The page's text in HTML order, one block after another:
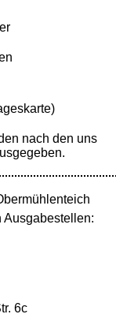
nach den uns
Ausgabestellen:
6c